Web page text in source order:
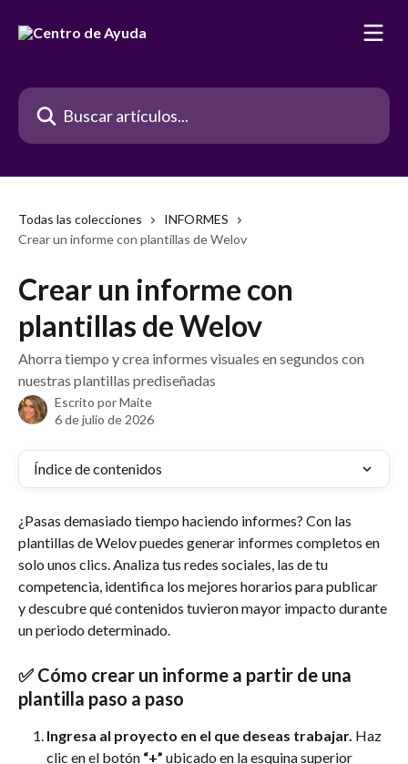
Buscar artículos...
Todas las colecciones
INFORMES
Crear un informe con plantillas de Welov
Crear un informe con
plantillas de Welov
Ahorra tiempo y crea informes visuales en segundos con
nuestras plantillas prediseñadas
Escrito porMaite
6 de julio de 2026
Índice de contenidos
¿Pasas demasiado tiempo haciendo informes? Con las
plantillas de Welov puedes generar informes completos en
solo unos clics. Analiza tus redes sociales, las de tu
competencia, identifica los mejores horarios para publicar
y descubre qué contenidos tuvieron mayor impacto durante
un periodo determinado.
✅ Cómo crear un informe a partir de una
plantilla paso a paso
Ingresa al proyecto en el que deseas trabajar. Haz
clic en el botón “+” ubicado en la esquina superior